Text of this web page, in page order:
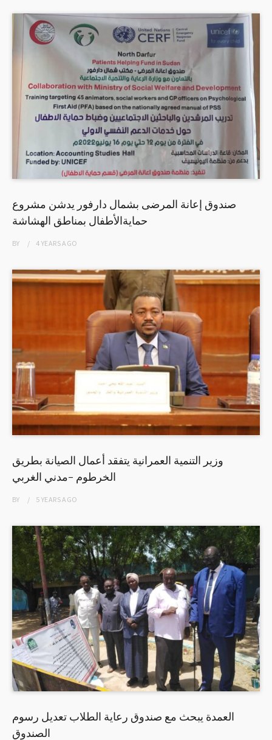
صندوق إعانة المرضى بشمال دارفور يدشن مشروع
حمايةالأطفال بمناطق الهشاشة
BY 4 YEARSAGO
وزير التنمية العمرانية يتفقد أعمال الصيانة بطريق
الخرطوم -مدني الغربي
BY 5 YEARSAGO
العمدة يبحث مع صندوق رعاية الطلاب تعديل رسوم
الصندوق